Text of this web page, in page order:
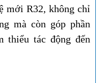
mới R32, không chỉ
mà còn góp phần
thiểu tác động đến